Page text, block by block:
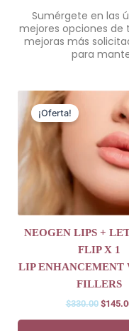
Sumérgete en las
mejores opciones de
mejoras más
para
¡Oferta!
NEOGEN LIPS +
FLIP X 1
LIP ENHANCEMENT
FILLERS
$330.00
price
was:
$